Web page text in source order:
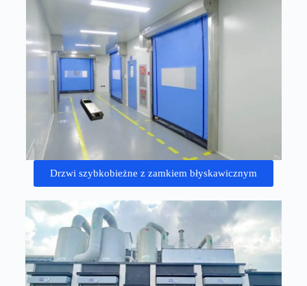
Drzwi szybkobieżne z zamkiem błyskawicznym